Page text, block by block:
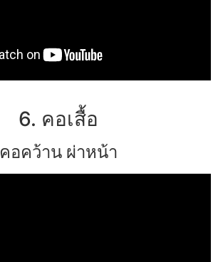
6. คอเสื้อ
คอคว้าน ผ่าหน้า